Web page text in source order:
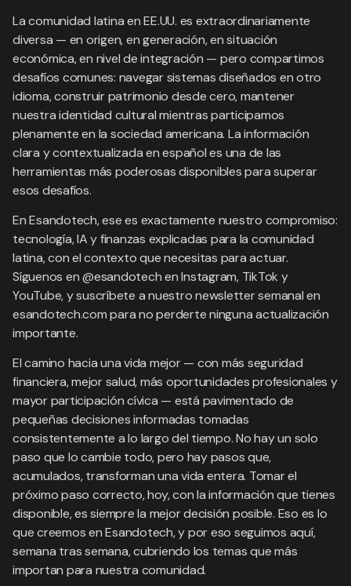
La comunidad latina en EE.UU. es extraordinariamente
diversa — en origen, en generación, en situación
económica, en nivel de integración — pero compartimos
desafíos comunes: navegar sistemas diseñados en otro
idioma, construir patrimonio desde cero, mantener
nuestra identidad cultural mientras participamos
plenamente en la sociedad americana. La información
clara y contextualizada en español es una de las
herramientas más poderosas disponibles para superar
esos desafíos.
En Esandotech, ese es exactamente nuestro compromiso:
tecnología, IA y finanzas explicadas para la comunidad
latina, con el contexto que necesitas para actuar.
Síguenos en @esandotech en Instagram, TikTok y
YouTube, y suscríbete a nuestro newsletter semanal en
esandotech.com para no perderte ninguna actualización
importante.
El camino hacia una vida mejor — con más seguridad
financiera, mejor salud, más oportunidades profesionales y
mayor participación cívica — está pavimentado de
pequeñas decisiones informadas tomadas
consistentemente a lo largo del tiempo. No hay un solo
paso que lo cambie todo, pero hay pasos que,
acumulados, transforman una vida entera. Tomar el
próximo paso correcto, hoy, con la información que tienes
disponible, es siempre la mejor decisión posible. Eso es lo
que creemos en Esandotech, y por eso seguimos aquí,
semana tras semana, cubriendo los temas que más
importan para nuestra comunidad.